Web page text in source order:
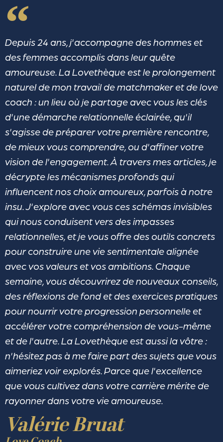
Depuis 24 ans, j'accompagne des hommes et
des femmes accomplis dans leur quête
amoureuse. La Lovethèque est le prolongement
naturel de mon travail de matchmaker et de love
coach : un lieu où je partage avec vous les clés
d'une démarche relationnelle éclairée, qu'il
s'agisse de préparer votre première rencontre,
de mieux vous comprendre, ou d'affiner votre
vision de l'engagement. À travers mes articles, je
décrypte les mécanismes profonds qui
influencent nos choix amoureux, parfois à notre
insu. J'explore avec vous ces schémas invisibles
qui nous conduisent vers des impasses
relationnelles, et je vous offre des outils concrets
pour construire une vie sentimentale alignée
avec vos valeurs et vos ambitions. Chaque
semaine, vous découvrirez de nouveaux conseils,
des réflexions de fond et des exercices pratiques
pour nourrir votre progression personnelle et
accélérer votre compréhension de vous-même
et de l'autre. La Lovethèque est aussi la vôtre :
n'hésitez pas à me faire part des sujets que vous
aimeriez voir explorés. Parce que l'excellence
que vous cultivez dans votre carrière mérite de
rayonner dans votre vie amoureuse.
Valérie Bruat